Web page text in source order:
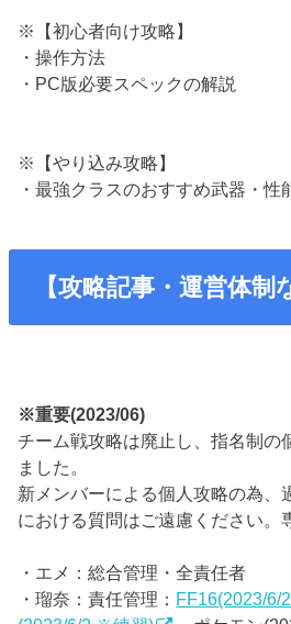
※【初心者向け攻略】
・操作方法
・PC版必要スペックの解説
※【やり込み攻略】
・最強クラスのおすすめ武器・性
【攻略記事・運営体制
※重要(2023/06)
チーム戦攻略は廃止し、指名制の
ました。
新メンバーによる個人攻略の為、
における質問はご遠慮ください。
・エメ：総合管理・全責任者
・瑠奈：責任管理： FF16(2023/6/